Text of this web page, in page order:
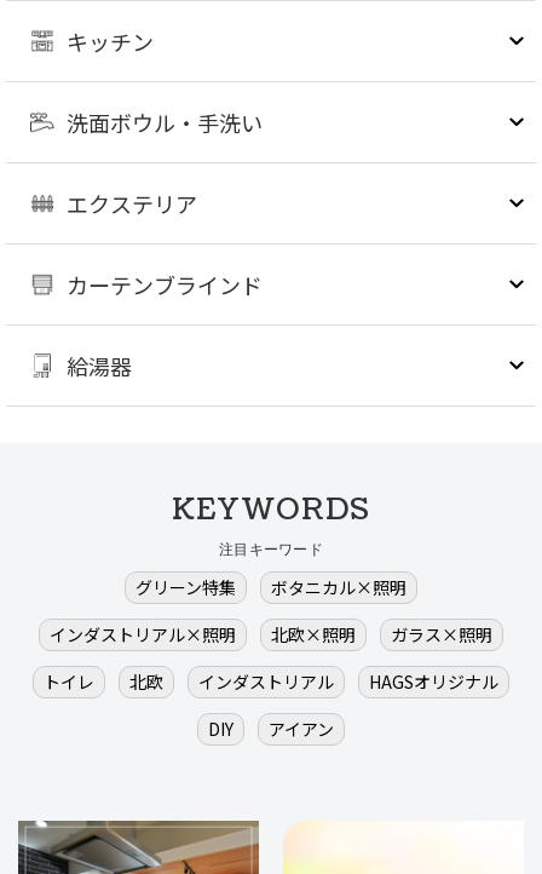
キッチン
洗面ボウル・手洗い
エクステリア
カーテンブラインド
給湯器
KEYWORDS
注目キーワード
グリーン特集
ボタニカル×照明
インダストリアル×照明
北欧×照明
ガラス×照明
トイレ
北欧 インダストリアル
HAGSオリジナル
DIY
アイアン